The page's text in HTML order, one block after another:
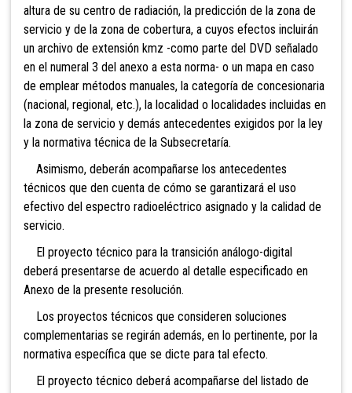
altura de su centro de radiación, la predicción de la zona de
servicio y de la zona de cobertura, a cuyos efectos incluirán
un archivo de extensión kmz -como parte del DVD señalado
en el numeral 3 del anexo a esta norma- o un mapa en caso
de emplear métodos manuales, la categoría de concesionaria
(nacional, regional, etc.), la localidad o localidades incluidas en
la zona de servicio y demás antecedentes exigidos por la ley
y la normativa técnica de la Subsecretaría.
Asimismo, deberán acompañarse los antecedentes
técnicos que den cuenta de cómo se garantizará el uso
efectivo del espectro radioeléctrico asignado y la calidad de
servicio.
El proyecto técnico para la transición análogo-digital
deberá presentarse de acuerdo al detalle especificado en
Anexo de la presente resolución.
Los proyectos técnicos que consideren soluciones
complementarias se regirán además, en lo pertinente, por la
normativa específica que se dicte para tal efecto.
El proyecto técnico deberá acompañarse del listado de